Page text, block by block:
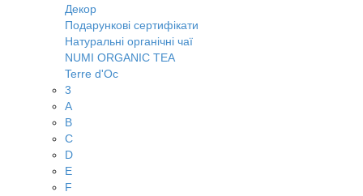
Декор
Подарункові сертифікати
Натуральні органічні чаї
NUMI ORGANIC TEA
Terre d'Oc
3
A
B
C
D
E
F